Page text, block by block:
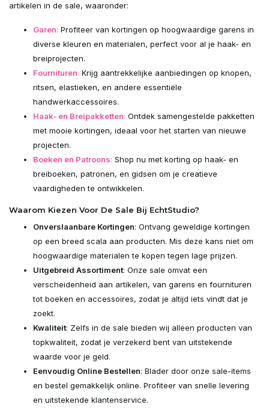
artikelen in de sale, waaronder:
Garen: Profiteer van kortingen op hoogwaardige garens in
diverse kleuren en materialen, perfect voor al je haak- en
breiprojecten.
Fournituren: Krijg aantrekkelijke aanbiedingen op knopen,
ritsen, elastieken, en andere essentiële
handwerkaccessoires.
Haak- en Breipakketten: Ontdek samengestelde pakketten
met mooie kortingen, ideaal voor het starten van nieuwe
projecten.
Boeken en Patroons: Shop nu met korting op haak- en
breiboeken, patronen, en gidsen om je creatieve
vaardigheden te ontwikkelen.
Waarom Kiezen Voor De Sale Bij EchtStudio?
Onverslaanbare Kortingen: Ontvang geweldige kortingen
op een breed scala aan producten. Mis deze kans niet om
hoogwaardige materialen te kopen tegen lage prijzen.
Uitgebreid Assortiment: Onze sale omvat een
verscheidenheid aan artikelen, van garens en fournituren
tot boeken en accessoires, zodat je altijd iets vindt dat je
zoekt.
Kwaliteit: Zelfs in de sale bieden wij alleen producten van
topkwaliteit, zodat je verzekerd bent van uitstekende
waarde voor je geld.
Eenvoudig Online Bestellen: Blader door onze sale-items
en bestel gemakkelijk online. Profiteer van snelle levering
en uitstekende klantenservice.